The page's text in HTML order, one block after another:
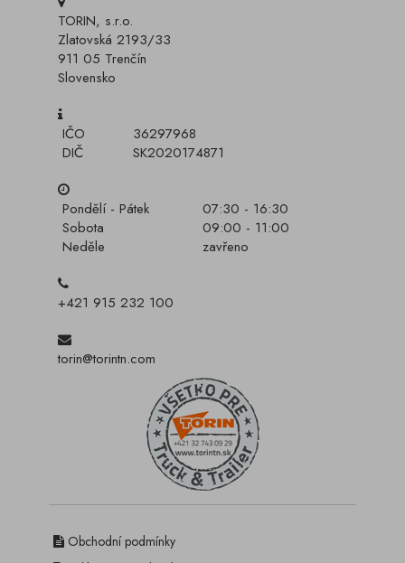
TORIN, s.r.o.
Zlatovská 2193/33
911 05 Trenčín
Slovensko
IČO
36297968
DIČ
SK2020174871
Pondělí - Pátek
07:30 - 16:30
Sobota
09:00 - 11:00
Neděle
zavřeno
+421 915 232 100
torin@torintn.com
Obchodní podmínky